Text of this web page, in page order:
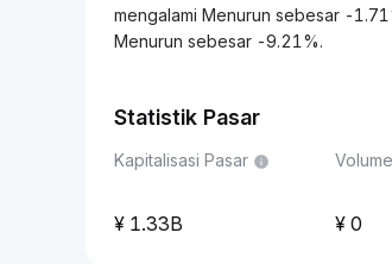
mengalami Menurun sebesar -
Menurun sebesar -9.21%.
Statistik Pasar
Kapitalisasi Pasar
1.33B 0